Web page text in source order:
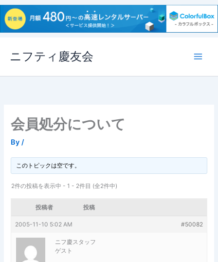
ス
ニフティ慶友会
会員処分について
By/
このトピックは空です。
2件の投稿を表示中 - 1 - 2件目 (全2件中)
投稿者 投稿
2005-11-10 5:02 AM #50082
ニフ慶スタッフ
ゲスト